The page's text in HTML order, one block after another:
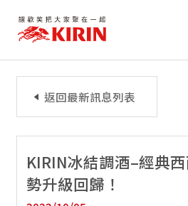
KIRIN冰結調酒–經典
勢升級回歸！
返回最新訊息列表